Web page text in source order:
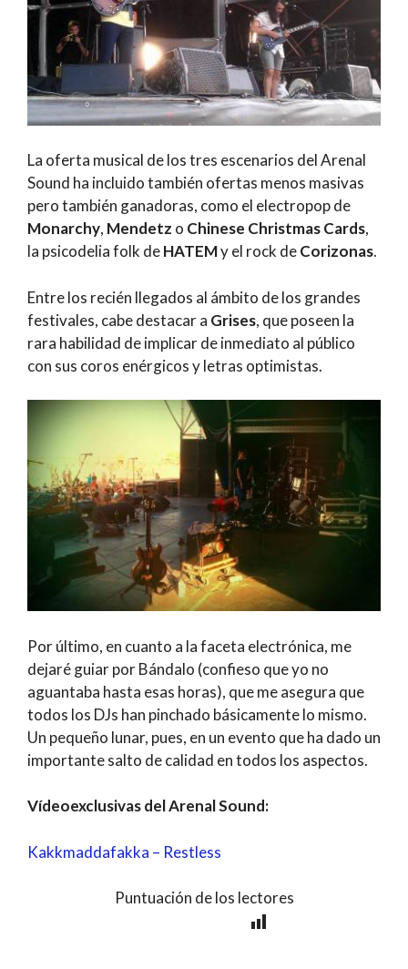
La oferta musical de los tres escenarios del Arenal
Sound ha incluido también ofertas menos masivas
pero también ganadoras, como el electropop de
Monarchy, Mendetz o Chinese Christmas Cards,
la psicodelia folk deHATEMy el rock deCorizonas.
Entre los recién llegados al ámbito de los grandes
festivales, cabe destacar a Grises, que poseen la
rara habilidad de implicar de inmediato al público
con sus coros enérgicos y letras optimistas.
Por último, en cuanto a la faceta electrónica, me
dejaré guiar por Bándalo (confieso que yo no
aguantaba hasta esas horas), que me asegura que
todos los DJs han pinchado básicamente lo mismo.
Un pequeño lunar, pues, en un evento que ha dado un
importante salto de calidad en todos los aspectos.
Vídeoexclusivas del Arenal Sound:
Kakkmaddafakka – Restless
Puntuación de los lectores